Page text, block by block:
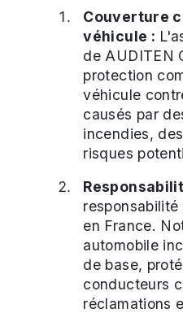
Couverture
véhicule :
de AUDITEN
protection
véhicule
causés par
incendies,
risques
en France.
automobile
de base,
conducteurs
réclamations